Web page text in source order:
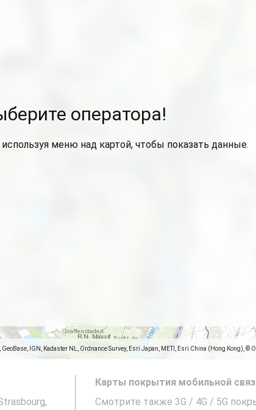
IGN, Kadaster NL, Ordnance Survey, Esri Japan, METI, Esri China (Hong Kong),
оператора!
меню над картой, чтобы показать данные.
Карты покрытия мобильной
Смотрите также 3G / 4G / 5G